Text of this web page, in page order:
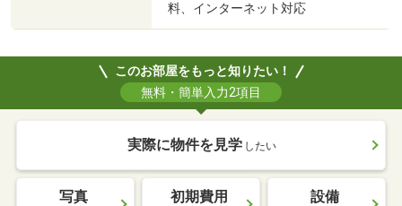
料、インターネット対応
このお部屋をもっと知りたい！
無料・簡単入力2項目
実際に物件を見学 したい
写真 初期費用 設備